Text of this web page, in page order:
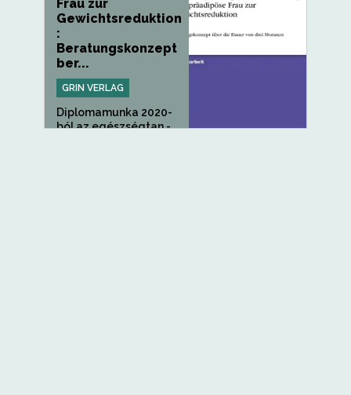
Frau zur
Gewichtsreduktion
:
Beratungskonzept
ber...
GRIN VERLAG
Diplomamunka 2020-
ból az egészségtan -...